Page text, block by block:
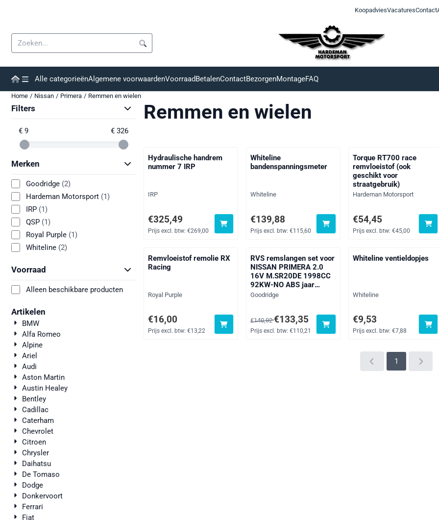
KoopadviesVacaturesContact
Zoeken
Alle categorieënAlgemene voorwaardenVoorraadBetalenContactBezorgenMontageFAQ
Home / Nissan / Primera / Remmen en wielen
Filters
€ 9 € 326
Merken
Goodridge (2)
Hardeman Motorsport (1)
IRP (1)
QSP (1)
Royal Purple (1)
Whiteline (2)
Voorraad
Alleen beschikbare producten
Artikelen
BMW
Alfa Romeo
Alpine
Ariel
Audi
Aston Martin
Austin Healey
Bentley
Cadillac
Caterham
Chevrolet
Citroen
Chrysler
Daihatsu
De Tomaso
Dodge
Donkervoort
Ferrari
Fiat
Remmen en wielen
Hydraulische handrem
nummer 7 IRP
Merk:
IRP
Prijs: 325,49, exclusief btw: 269,00
€325,49
Prijs excl. btw: €269,00
Whiteline
bandenspanningsmeter
Merk:
Whiteline
Prijs: 139,88, exclusief btw: 115,60
€139,88
Prijs excl. btw: €115,60
Torque RT700 race
remvloeistof (ook
geschikt voor
straatgebruik)
Merk:
Hardeman Motorsport
Prijs: 54,45, exclusief btw:
€54,45
Prijs excl. btw: €45,00
Remvloeistof remolie RX
Racing
Merk:
Royal Purple
Prijs: 16,00, exclusief btw: 13,22
€16,00
Prijs excl. btw: €13,22
RVS remslangen set voor
NISSAN PRIMERA 2.0
16V M.SR20DE 1998CC
92KW-NO ABS jaar
10/94 - 10/96
Merk:
Goodridge
Van 140,02 voor 133,35, exclusief btw: 110,21
€140,02€133,35
Prijs excl. btw: €110,21
Whiteline ventieldopjes
Merk:
Whiteline
Prijs: 9,53, exclusief btw:
€9,53
Prijs excl. btw: €7,88
1